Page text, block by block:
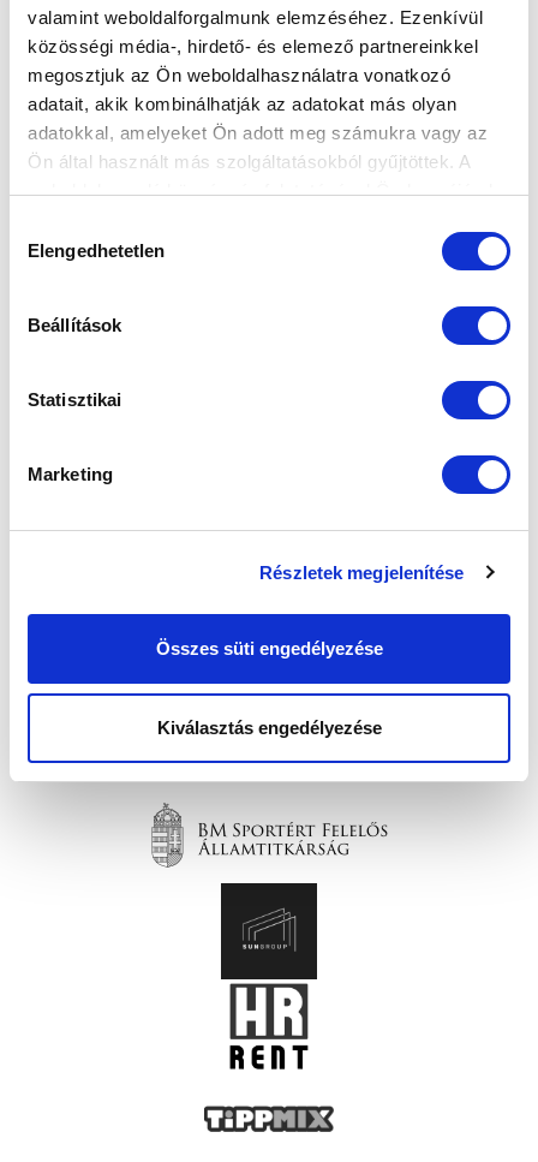
valamint weboldalforgalmunk elemzéséhez. Ezenkívül
közösségi média-, hirdető- és elemező partnereinkkel
megosztjuk az Ön weboldalhasználatra vonatkozó
adatait, akik kombinálhatják az adatokat más olyan
adatokkal, amelyeket Ön adott meg számukra vagy az
Ön által használt más szolgáltatásokból gyűjtöttek. A
weboldalon való böngészés folytatásával Ön hozzájárul a
kiválasztása
Elengedhetetlen
Beállítások
Statisztikai
Marketing
Részletek megjelenítése
Összes süti engedélyezése
Kiválasztás engedélyezése
Elfogadom azAdatvédelmi tájékoztatót!
FELIRATKOZOM